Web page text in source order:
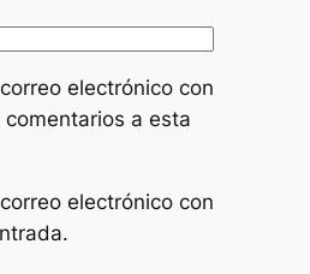
electrónico con
a esta
electrónico con